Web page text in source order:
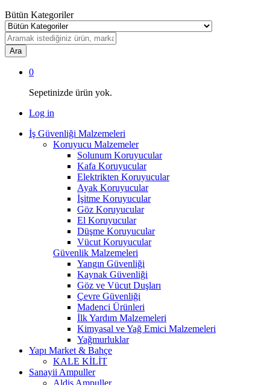
Bütün Kategoriler
Ara
0
Sepetinizde ürün yok.
Log in
İş Güvenliği Malzemeleri
Koruyucu Malzemeler
Solunum Koruyucular
Kafa Koruyucular
Elektrikten Koruyucular
Ayak Koruyucular
İşitme Koruyucular
Göz Koruyucular
El Koruyucular
Düşme Koruyucular
Vücut Koruyucular
Güvenlik Malzemeleri
Yangın Güvenliği
Kaynak Güvenliği
Göz ve Vücut Duşları
Çevre Güvenliği
Madenci Ürünleri
İlk Yardım Malzemeleri
Kimyasal ve Yağ Emici Malzemeleri
Yağmurluklar
Yapı Market & Bahçe
KALE KİLİT
Sanayii Ampuller
Aldis Ampuller